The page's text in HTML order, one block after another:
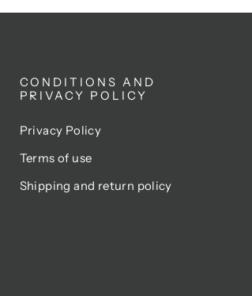
CONDITIONS AND
PRIVACY POLICY
Privacy Policy
Terms of use
Shipping and return policy